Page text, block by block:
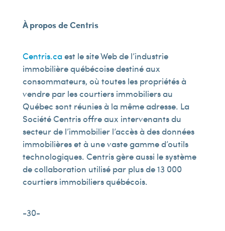
À propos de Centris
Centris.caest le site Web de l’industrie
immobilière québécoise destiné aux
consommateurs, où toutes les propriétés à
vendre par les courtiers immobiliers au
Québec sont réunies à la même adresse. La
Société Centris offre aux intervenants du
secteur de l’immobilier l’accès à des données
immobilières et à une vaste gamme d’outils
technologiques. Centris gère aussi le système
de collaboration utilisé par plus de 13 000
courtiers immobiliers québécois.
-30-